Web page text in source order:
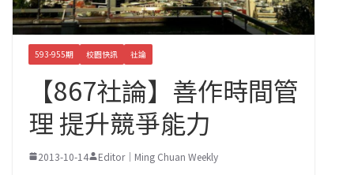
593-955期 校園快訊 社論
【867社論】善作時間管
理 提升競爭能力
2013-10-14 Editor｜Ming Chuan Weekly